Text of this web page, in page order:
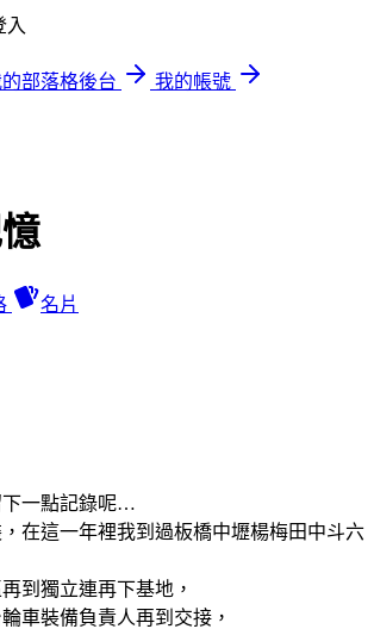
入
部落格後台
我的帳號
名片
下一點記錄呢…
在這一年裡我到過板橋中壢楊梅田中斗六
到獨立連再下基地，
車裝備負責人再到交接，